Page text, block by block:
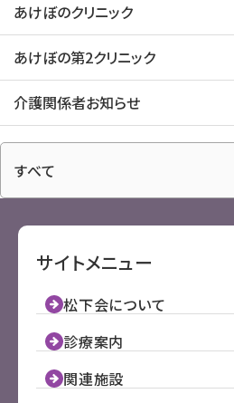
あけぼのクリニック
あけぼの第2クリニック
介護関係者お知らせ
サイトメニュー
松下会について
診療案内
関連施設